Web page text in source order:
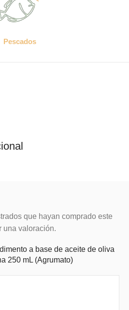
Pescados
a base de aceite de oliva
250 mL (Agrumato)
que hayan comprado este
una valoración.